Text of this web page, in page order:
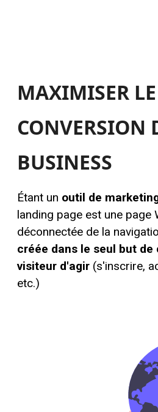
MAXIMISER
CONVERSION
BUSINESS
Étant un outil de
landing page est une page
déconnectée de la
créée dans le seul but de
visiteur d'agir (s'inscrire,
etc.)